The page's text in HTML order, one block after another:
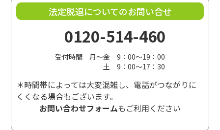
法定脱退についてのお問い合せ
0120-514-460
受付時間 月～金 9：00～19：00
土 9：00～17：30
＊時間帯によっては大変混雑し、電話がつながりに
くくなる場合もございます。
お問い合わせフォームもご利用ください